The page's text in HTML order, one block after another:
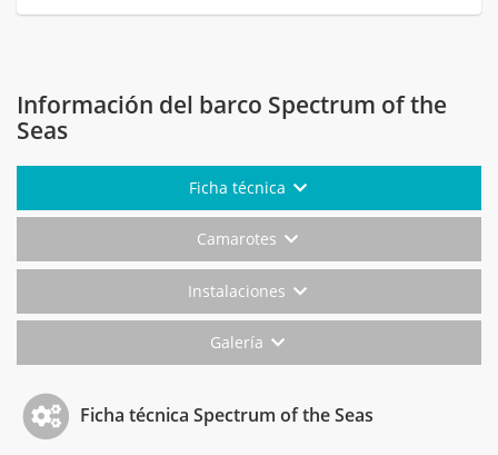
Información del barco Spectrum of the
Seas
Ficha técnica
Camarotes
Instalaciones
Galería
Ficha técnica Spectrum of the Seas